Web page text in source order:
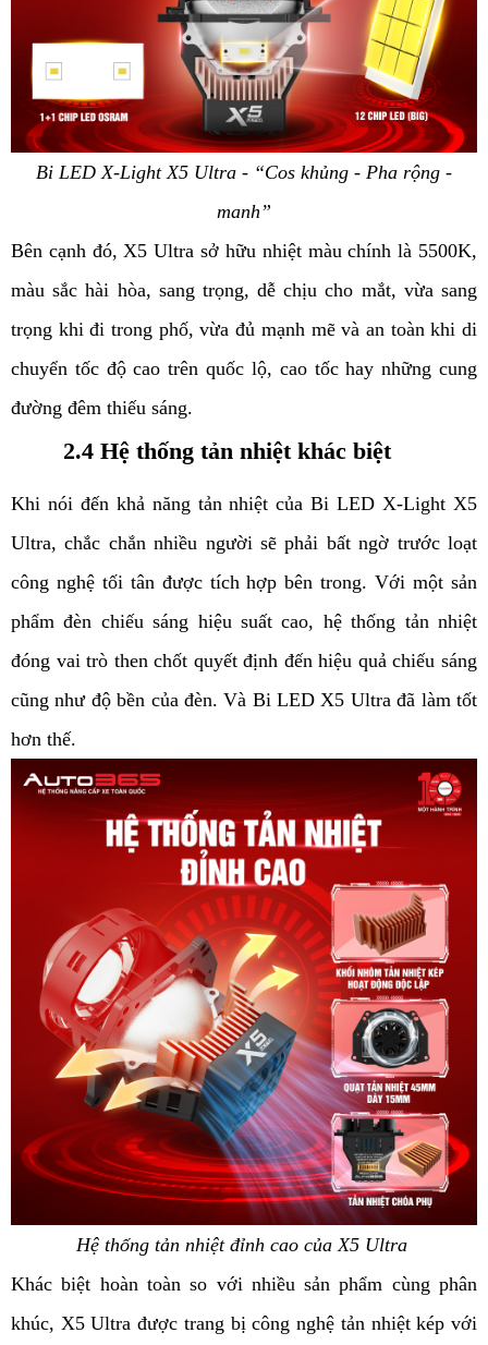
Bi LED X-Light X5 Ultra - “Cos khủng - Pha rộng -
manh”
Bên cạnh đó, X5 Ultra sở hữu nhiệt màu chính là 5500K,
màu sắc hài hòa, sang trọng, dễ chịu cho mắt, vừa sang
trọng khi đi trong phố, vừa đủ mạnh mẽ và an toàn khi di
chuyển tốc độ cao trên quốc lộ, cao tốc hay những cung
đường đêm thiếu sáng.
2.4 Hệ thống tản nhiệt khác biệt
Khi nói đến khả năng tản nhiệt của Bi LED X-Light X5
Ultra, chắc chắn nhiều người sẽ phải bất ngờ trước loạt
công nghệ tối tân được tích hợp bên trong. Với một sản
phẩm đèn chiếu sáng hiệu suất cao, hệ thống tản nhiệt
đóng vai trò then chốt quyết định đến hiệu quả chiếu sáng
cũng như độ bền của đèn. Và Bi LED X5 Ultra đã làm tốt
hơn thế.
Hệ thống tản nhiệt đỉnh cao của X5 Ultra
Khác biệt hoàn toàn so với nhiều sản phẩm cùng phân
khúc, X5 Ultra được trang bị công nghệ tản nhiệt kép với